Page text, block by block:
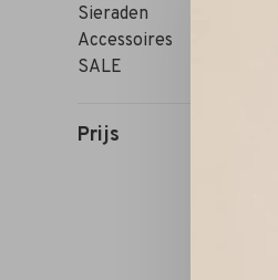
Sieraden
Accessoires
SALE
Prijs